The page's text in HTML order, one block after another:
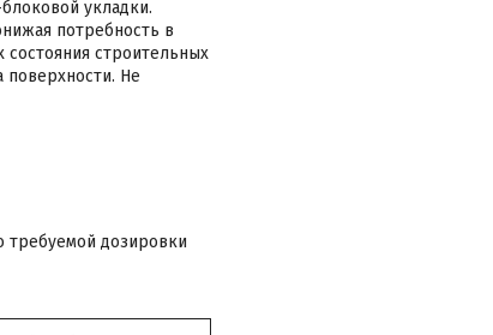
укладки.
потребность в
строительных
Не
требуемой дозировки